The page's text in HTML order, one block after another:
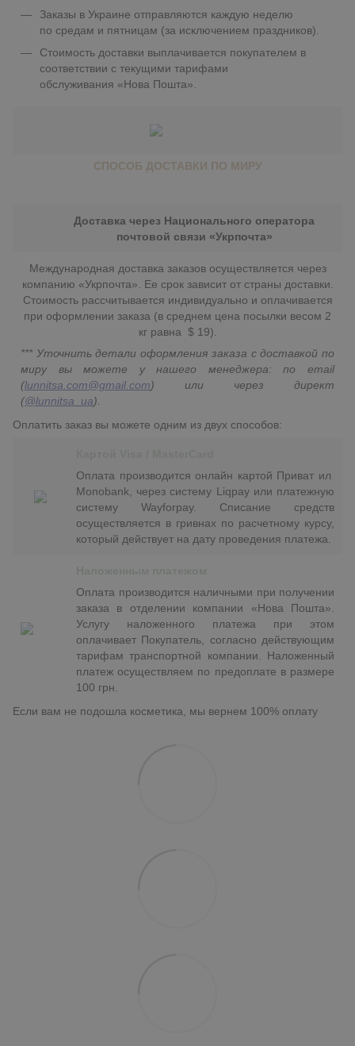
Заказы в Украине отправляются каждую неделю
по средам и пятницам (за исключением праздников).
Стоимость доставки выплачивается покупателем в
соответствии с текущими тарифами
обслуживания «Нова Пошта».
СПОСОБ ДОСТАВКИ ПО МИРУ
Доставка через Национального оператора
почтовой связи «Укрпочта»
Международная доставка заказов осуществляется через
компанию «Укрпочта». Ее срок зависит от страны доставки.
Стоимость рассчитывается индивидуально и оплачивается
при оформлении заказа (в среднем цена посылки весом 2
кг равна $ 19).
*** Уточнить детали оформления заказа с доставкой по
миру вы можете у нашего менеджера: по email
(lunnitsa.com@gmail.com) или через директ
(@lunnitsa_ua).
Оплатить заказ вы можете одним из двух способов:
Оплата производится онлайн картой Приват ил
Monobank, через систему Liqpay или платежную
систему Wayforpay. Списание средств
осуществляется в гривнах по расчетному курсу,
который действует на дату проведения платежа.
Оплата производится наличными при получении
заказа в отделении компании «Нова Пошта».
Услугу наложенного платежа при этом
оплачивает Покупатель, согласно действующим
тарифам транспортной компании. Наложенный
платеж осуществляем по предоплате в размере
100 грн.
Если вам не подошла косметика, мы вернем 100% оплату